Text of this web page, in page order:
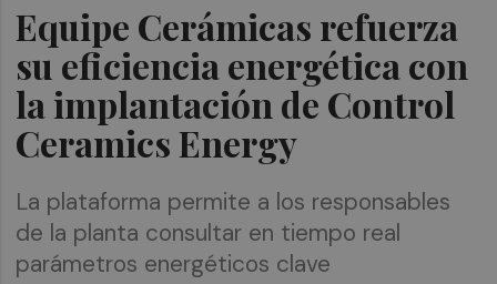
Equipe Cerámicas refuerza
su eficiencia energética con
la implantación de Control
Ceramics Energy
La plataforma permite a los responsables
de la planta consultar en tiempo real
parámetros energéticos clave